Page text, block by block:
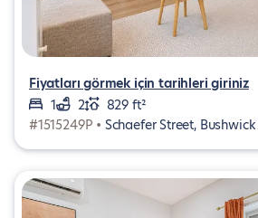
Fiyatları görmek için tarihleri giriniz
1
2
829 ft²
#1515249P • Schaefer Street, Bushwick